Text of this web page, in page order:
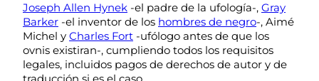
Joseph Allen Hynek -el padre de la ufología-, Gray
Barker -el inventor de los hombres de negro-, Aimé
Michel y Charles Fort -ufólogo antes de que los
ovnis existiran-, cumpliendo todos los requisitos
legales, incluidos pagos de derechos de autor y de